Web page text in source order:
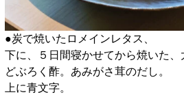
●炭で焼いたロメインレタス、
下に、５日間寝かせてから焼いた、
どぶろく酢。あみがさ茸のだし。
上に青文字。